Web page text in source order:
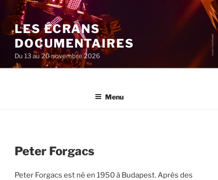
au
contenu
principal
LES ÉCRANS
DOCUMENTAIRES
Du 13 au 20 novembre 2026
Menu
Peter Forgacs
Peter Forgacs est né en 1950 à Budapest. Après des